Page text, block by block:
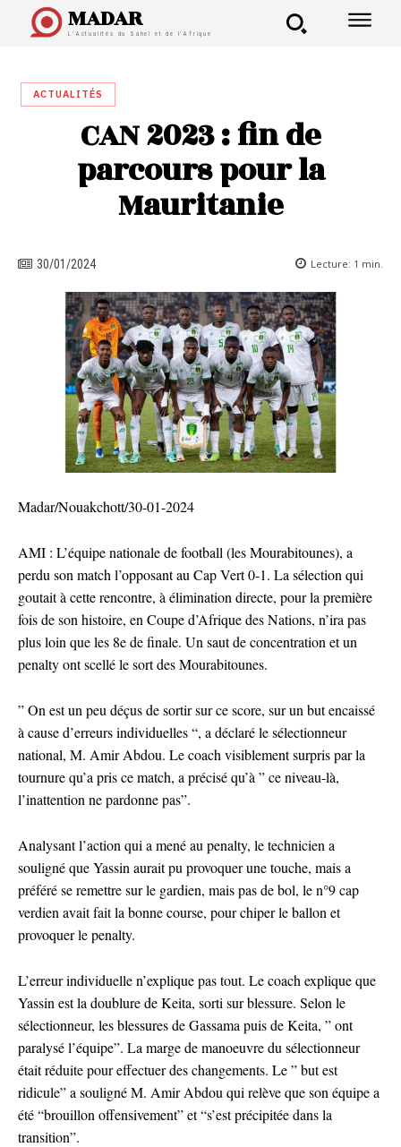
MADAR
L'Actualités du Sahel et de l'Afrique
ACTUALITÉS
CAN 2023 : fin de
parcours pour la
Mauritanie
30/01/2024 Lecture: 1 min.
Madar/Nouakchott/30-01-2024
AMI : L’équipe nationale de football (les Mourabitounes), a
perdu son match l’opposant au Cap Vert 0-1. La sélection qui
goutait à cette rencontre, à élimination directe, pour la première
fois de son histoire, en Coupe d’Afrique des Nations, n’ira pas
plus loin que les 8e de finale. Un saut de concentration et un
penalty ont scellé le sort des Mourabitounes.
” On est un peu déçus de sortir sur ce score, sur un but encaissé
à cause d’erreurs individuelles “, a déclaré le sélectionneur
national, M. Amir Abdou. Le coach visiblement surpris par la
tournure qu’a pris ce match, a précisé qu’à ” ce niveau-là,
l’inattention ne pardonne pas”.
Analysant l’action qui a mené au penalty, le technicien a
souligné que Yassin aurait pu provoquer une touche, mais a
préféré se remettre sur le gardien, mais pas de bol, le n°9 cap
verdien avait fait la bonne course, pour chiper le ballon et
provoquer le penalty.
L’erreur individuelle n’explique pas tout. Le coach explique que
Yassin est la doublure de Keita, sorti sur blessure. Selon le
sélectionneur, les blessures de Gassama puis de Keita, ” ont
paralysé l’équipe”. La marge de manoeuvre du sélectionneur
était réduite pour effectuer des changements. Le ” but est
ridicule” a souligné M. Amir Abdou qui relève que son équipe a
été “brouillon offensivement” et “s’est précipitée dans la
transition”.